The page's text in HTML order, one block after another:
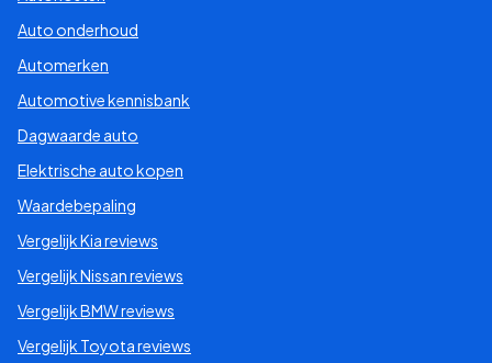
Auto onderhoud
Automerken
Automotive kennisbank
Dagwaarde auto
Elektrische auto kopen
Waardebepaling
Vergelijk Kia reviews
Vergelijk Nissan reviews
Vergelijk BMW reviews
Vergelijk Toyota reviews